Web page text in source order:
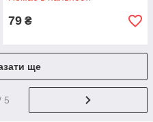
79 ₴
ще
5